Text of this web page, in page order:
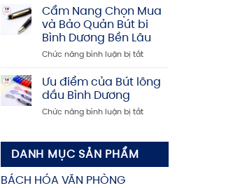
bấm
kim
uy
tín,
giá
hồ
sơ
Bình
Dương
–
kệ
đựng
liệu
Cẩm Nang Chọn Mua
và Bảo Quản Bút bi
Bình Dương Bền Lâu
Chức năng bình luận bị tắtở
Nang
Chọn
và
Ưu điểm của Bút lông
dầu Bình Dương
Chức năng bình luận bị tắtở
lông
DANH MỤC SẢN PHẨM
BÁCH HÓA VĂN PHÒNG